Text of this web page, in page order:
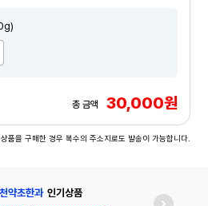
총 금액 30,000원
품을 구매한 경우 복수의 주소지로도 발송이 가능합니다.
약초한과 인기상품